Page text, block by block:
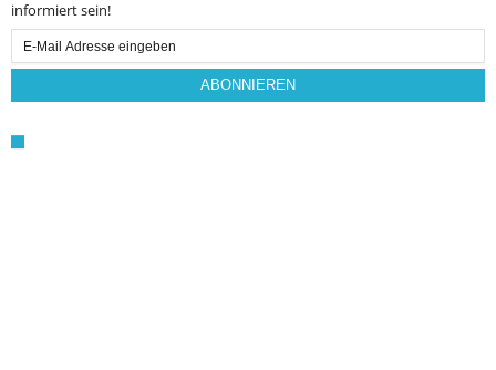
informiert sein!
Email
Subscription
ABONNIEREN